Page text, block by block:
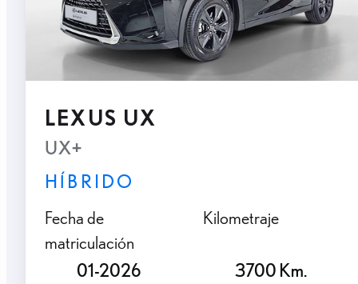
LEXUS UX
UX+
HÍBRIDO
Fecha de
matriculación
01-2026
Kilometraje
3700 Km.